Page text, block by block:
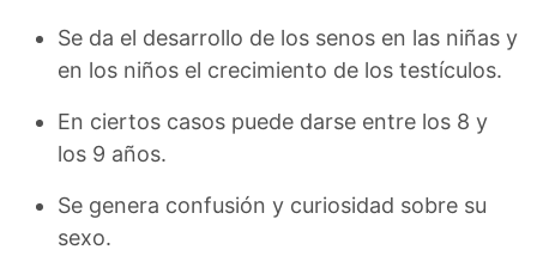
Se da el desarrollo de los senos en las niñas y
en los niños el crecimiento de los testículos.
En ciertos casos puede darse entre los 8 y
los 9 años.
Se genera confusión y curiosidad sobre su
sexo.